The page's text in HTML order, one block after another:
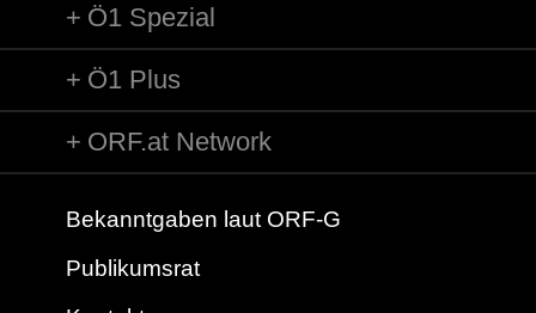
Ö1 Spezial
Ö1 Plus
ORF.at Network
Bekanntgaben laut ORF-G
Publikumsrat